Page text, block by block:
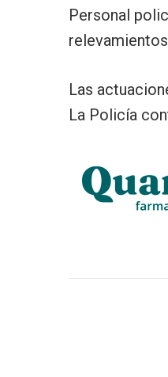
Personal
Las
La Policía